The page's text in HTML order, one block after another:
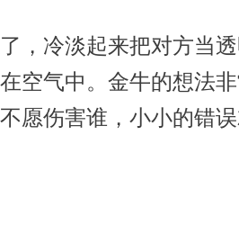
，冷淡起来把对方当
空气中。金牛的想法
愿伤害谁，小小的错